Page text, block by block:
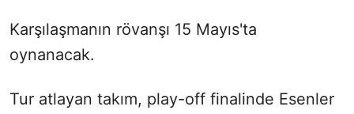
Karşılaşmanın rövanşı 15 Mayıs'ta
oynanacak.
Tur atlayan takım, play-off finalinde Esenler